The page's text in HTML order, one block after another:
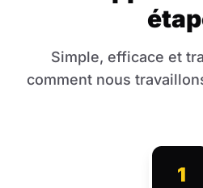
Simple, efficace et
comment nous
1